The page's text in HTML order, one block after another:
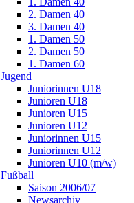
2. Damen 40
3. Damen 40
1. Damen 50
2. Damen 50
1. Damen 60
Jugend
Juniorinnen U18
Junioren U18
Junioren U15
Junioren U12
Juniorinnen U15
Juniorinnen U12
Junioren U10 (m/w)
Fußball
Saison 2006/07
Newsarchiv